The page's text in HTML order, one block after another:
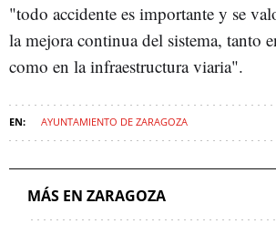
"todo accidente es importante y se
la mejora continua del sistema, tanto
como en la infraestructura viaria".
AYUNTAMIENTO DE ZARAGOZA
MÁS EN ZARAGOZA